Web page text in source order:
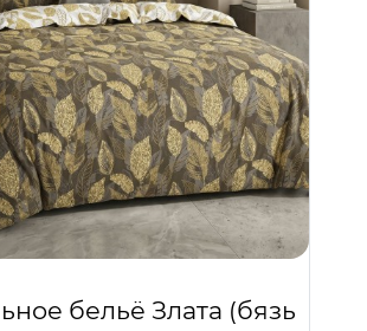
бельё Злата (бязь